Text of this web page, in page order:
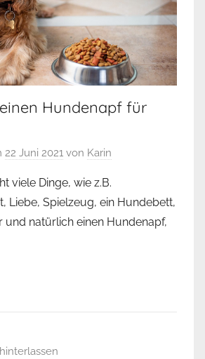
Hundenapf für
22 Juni 2021 von Karin
viele Dinge, wie z.B.
Liebe, Spielzeug, ein Hundebett,
und natürlich einen Hundenapf,